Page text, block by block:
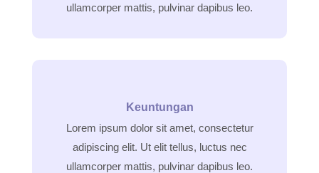
ullamcorper mattis, pulvinar dapibus leo.
Keuntungan
Lorem ipsum dolor sit amet, consectetur
adipiscing elit. Ut elit tellus, luctus nec
ullamcorper mattis, pulvinar dapibus leo.